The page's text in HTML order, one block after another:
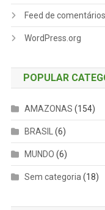
Feed de comentários
WordPress.org
POPULAR
AMAZONAS (154)
BRASIL(6)
MUNDO (6)
Sem categoria(18)